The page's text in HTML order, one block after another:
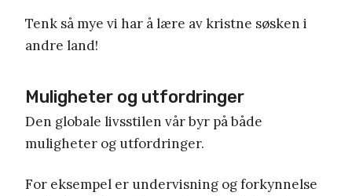
Tenk så mye vi har å lære av kristne søsken i
andre land!
Muligheter og utfordringer
Den globale livsstilen vår byr på både
muligheter og utfordringer.
For eksempel er undervisning og forkynnelse